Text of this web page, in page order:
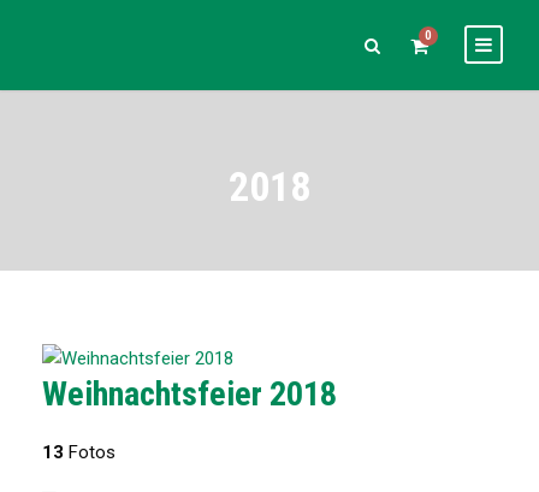
0
2018
Weihnachtsfeier 2018
13 Fotos